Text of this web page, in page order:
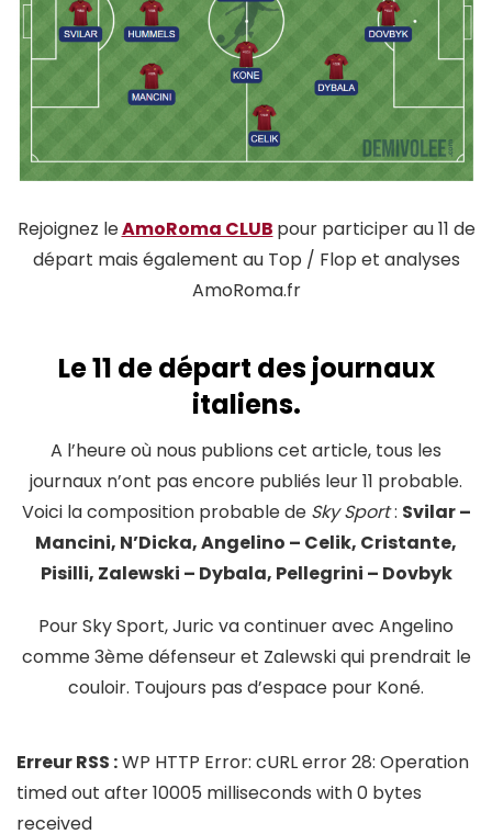
Rejoignez leAmoRoma CLUB pour participer au 11 de
départ mais également au Top / Flop et analyses
AmoRoma.fr
Le 11 de départ des journaux
italiens.
A l’heure où nous publions cet article, tous les
journaux n’ont pas encore publiés leur 11 probable.
Voici la composition probable de Sky Sport: Svilar –
Mancini, N’Dicka, Angelino – Celik, Cristante,
Pisilli, Zalewski – Dybala, Pellegrini – Dovbyk
Pour Sky Sport, Juric va continuer avec Angelino
comme 3ème défenseur et Zalewski qui prendrait le
couloir. Toujours pas d’espace pour Koné.
Erreur RSS :WP HTTP Error: cURL error 28: Operation
timed out after 10005 milliseconds with 0 bytes
received